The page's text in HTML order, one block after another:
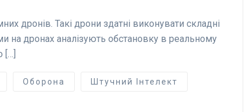
дронів. Такі дрони здатні виконувати складні
на дронах аналізують обстановку в реальному
[…]
Оборона Штучний Інтелект